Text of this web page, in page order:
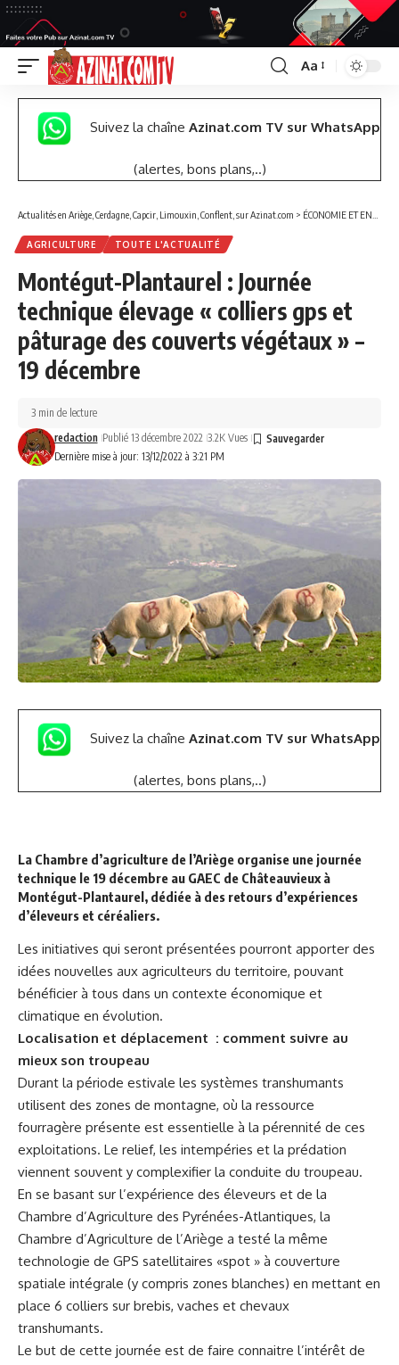
Font
Resizer
Aa
Suivez la chaîne Azinat.com TV sur WhatsApp
(alertes, bons plans,..)
Actualités en Ariège, Cerdagne, Capcir, Limouxin, Conflent, sur Azinat.com > ÉCONOMIE ET ENTREPRISES
AGRICULTURE TOUTE L'ACTUALITÉ
Montégut-Plantaurel : Journée
technique élevage « colliers gps et
pâturage des couverts végétaux » –
19 décembre
Dernière mise à jour: 13/12/2022 à 3:21 PM
redaction Publié 13 décembre 2022 3.2K Vues
3 min de lecture
Suivez la chaîne Azinat.com TV sur WhatsApp
(alertes, bons plans,..)
La Chambre d’agriculture de l’Ariège organise une journée
technique le 19 décembre au GAEC de Châteauvieux à
Montégut-Plantaurel, dédiée à des retours d’expériences
d’éleveurs et céréaliers.
Les initiatives qui seront présentées pourront apporter des
idées nouvelles aux agriculteurs du territoire, pouvant
bénéficier à tous dans un contexte économique et
climatique en évolution.
Localisation et déplacement : comment suivre au
mieux son troupeau
Durant la période estivale les systèmes transhumants
utilisent des zones de montagne, où la ressource
fourragère présente est essentielle à la pérennité de ces
exploitations. Le relief, les intempéries et la prédation
viennent souvent y complexifier la conduite du troupeau.
En se basant sur l’expérience des éleveurs et de la
Chambre d’Agriculture des Pyrénées-Atlantiques, la
Chambre d’Agriculture de l’Ariège a testé la même
technologie de GPS satellitaires «spot » à couverture
spatiale intégrale (y compris zones blanches) en mettant en
place 6 colliers sur brebis, vaches et chevaux
transhumants.
Le but de cette journée est de faire connaitre l’intérêt de